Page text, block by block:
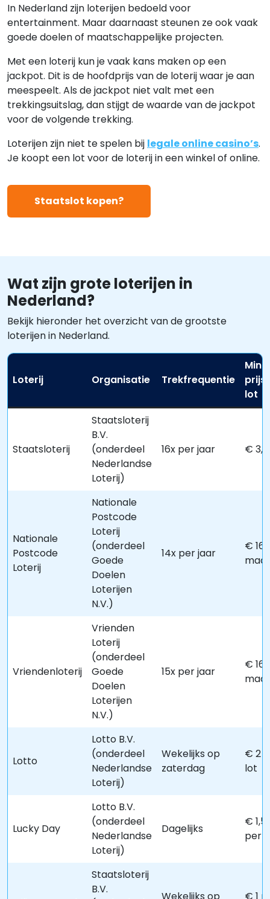
In Nederland zijn loterijen bedoeld voor
entertainment. Maar daarnaast steunen ze ook vaak
goede doelen of maatschappelijke projecten.
Met een loterij kun je vaak kans maken op een
jackpot. Dit is de hoofdprijs van de loterij waar je aan
meespeelt. Als de jackpot niet valt met een
trekkingsuitslag, dan stijgt de waarde van de jackpot
voor de volgende trekking.
Loterijen zijn niet te spelen bij legale online casino’s.
Je koopt een lot voor de loterij in een winkel of online.
Staatslot kopen?
Wat zijn grote loterijen in
Nederland?
Bekijk hieronder het overzicht van de grootste
loterijen in Nederland.
Loterij Organisatie Trekfrequentie
prijs
lot
Staatsloterij
Staatsloterij
B.V.
(onderdeel
Nederlandse
Loterij)
16x per jaar €
Nationale
Postcode
Loterij
Nationale
Postcode
Loterij
(onderdeel
Goede
Doelen
Loterijen
N.V.)
14x per jaar
€ 16
Vriendenloterij
Vrienden
Loterij
(onderdeel
Goede
Doelen
Loterijen
N.V.)
15x per jaar
€ 16
Lotto
Lotto B.V.
(onderdeel
Nederlandse
Loterij)
Wekelijks op
zaterdag
€ 2
lot
Lucky Day
Lotto B.V.
(onderdeel
Nederlandse
Loterij)
Dagelijks
€
per
Staatsloterij
B.V.